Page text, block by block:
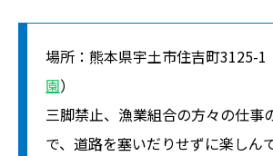
場所：熊本県宇土市住吉町3125-1
園）
三脚禁止、漁業組合の方々の仕事
で、道路を塞いだりせずに楽しん